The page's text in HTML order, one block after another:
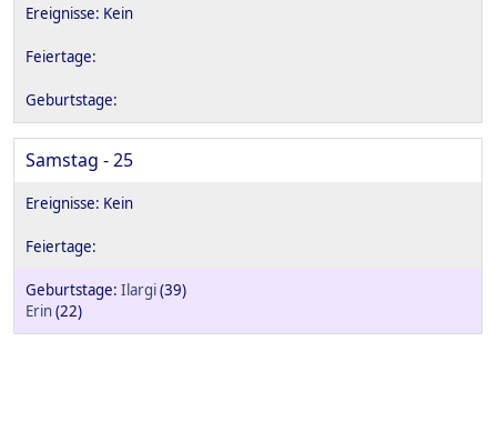
Samstag - 25
Ilargi(39)
Erin(22)